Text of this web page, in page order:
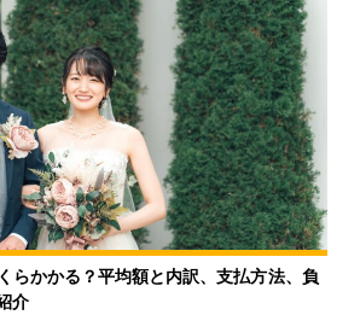
らかかる？平均額と内訳、支払方法、負
介